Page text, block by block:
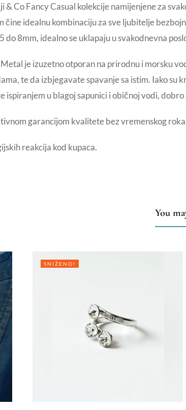
& Co Fancy Casual kolekcije namijenjene za
čine idealnu kombinaciju za sve ljubitelje
8mm, idealno se uklapaju u svakodnevna
je izuzetno otporan na prirodnu i morsku
te da izbjegavate spavanje sa istim. Iako
u blagoj sapunici i običnoj vodi,
garancijom kvalitete bez vremenskog
reakcija kod kupaca.
You
SNIŽENO!